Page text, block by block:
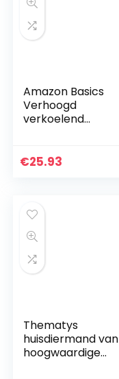
Amazon Basics
Verhoogd
verkoelend
cm), grijs
€25.93
Thematys
huisdiermand van
hoogwaardige